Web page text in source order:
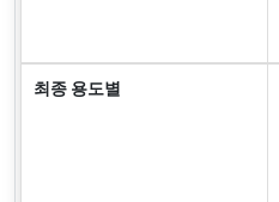
최종 용도별